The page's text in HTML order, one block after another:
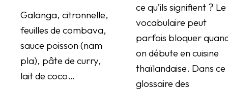
Galanga, citronnelle,
feuilles de combava,
sauce poisson (nam
pla), pâte de curry,
lait de coco…
ce qu’ils signifient ? Le
vocabulaire peut
parfois bloquer
on débute en cuisine
thaïlandaise. Dans ce
glossaire des